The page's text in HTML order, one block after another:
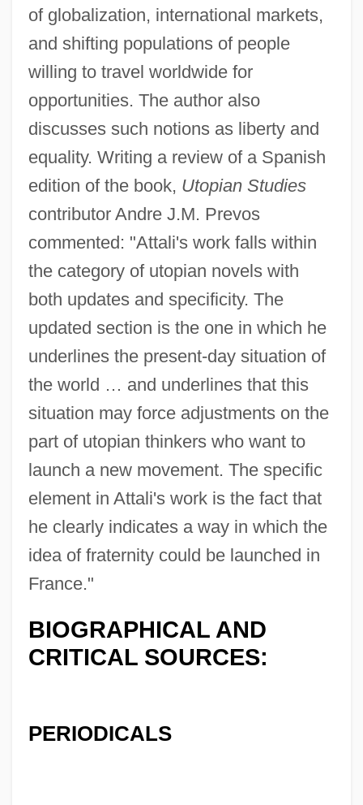
of globalization, international markets,
and shifting populations of people
willing to travel worldwide for
opportunities. The author also
discusses such notions as liberty and
equality. Writing a review of a Spanish
edition of the book, Utopian Studies
contributor Andre J.M. Prevos
commented: "Attali's work falls within
the category of utopian novels with
both updates and specificity. The
updated section is the one in which he
underlines the present-day situation of
the world … and underlines that this
situation may force adjustments on the
part of utopian thinkers who want to
launch a new movement. The specific
element in Attali's work is the fact that
he clearly indicates a way in which the
idea of fraternity could be launched in
France."
BIOGRAPHICAL AND
CRITICAL SOURCES:
PERIODICALS